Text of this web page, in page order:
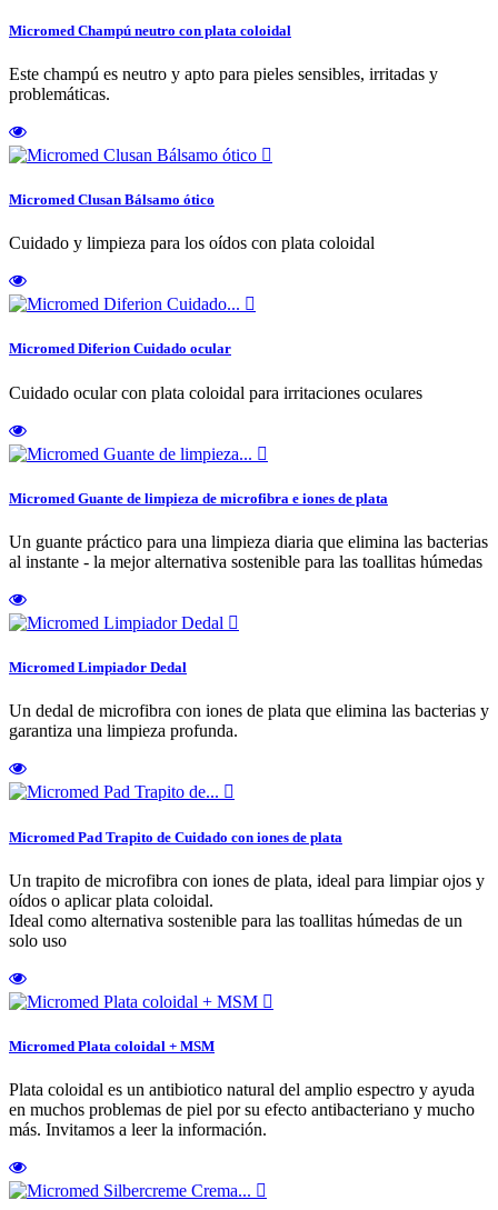
Micromed Champú neutro con plata coloidal
Este champú es neutro y apto para pieles sensibles, irritadas y
problemáticas.

Micromed Clusan Bálsamo ótico
Cuidado y limpieza para los oídos con plata coloidal

Micromed Diferion Cuidado ocular
Cuidado ocular con plata coloidal para irritaciones oculares

Micromed Guante de limpieza de microfibra e iones de plata
Un guante práctico para una limpieza diaria que elimina las bacterias
al instante - la mejor alternativa sostenible para las toallitas húmedas

Micromed Limpiador Dedal
Un dedal de microfibra con iones de plata que elimina las bacterias y
garantiza una limpieza profunda.

Micromed Pad Trapito de Cuidado con iones de plata
Un trapito de microfibra con iones de plata, ideal para limpiar ojos y
oídos o aplicar plata coloidal.
Ideal como alternativa sostenible para las toallitas húmedas de un
solo uso

Micromed Plata coloidal + MSM
Plata coloidal es un antibiotico natural del amplio espectro y ayuda
en muchos problemas de piel por su efecto antibacteriano y mucho
más. Invitamos a leer la información.
